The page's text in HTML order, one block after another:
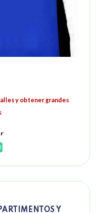
y obtener grandes
Y